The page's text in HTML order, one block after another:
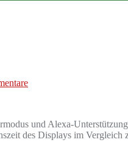
und Alexa-
des Displays im Vergleich